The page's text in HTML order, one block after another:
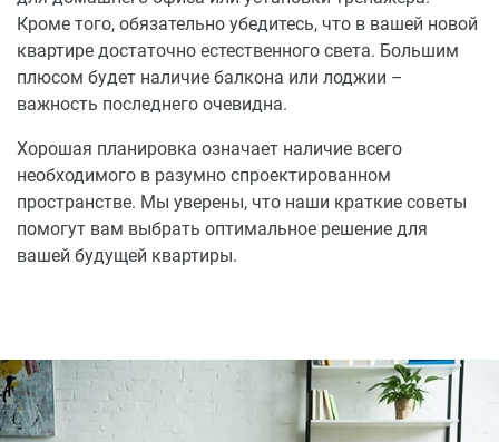
Кроме того, обязательно убедитесь, что в вашей новой
квартире достаточно естественного света. Большим
плюсом будет наличие балкона или лоджии –
важность последнего очевидна.
Хорошая планировка означает наличие всего
необходимого в разумно спроектированном
пространстве. Мы уверены, что наши краткие советы
помогут вам выбрать оптимальное решение для
вашей будущей квартиры.